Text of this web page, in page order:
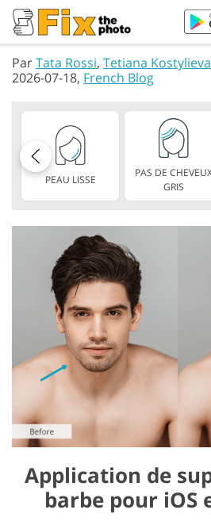
ParTata Rossi, Tetiana Kostylieva
2026-07-18, French Blog
PEAU LISSE
PAS DE
GRIS
Application de
barbe pour iOS